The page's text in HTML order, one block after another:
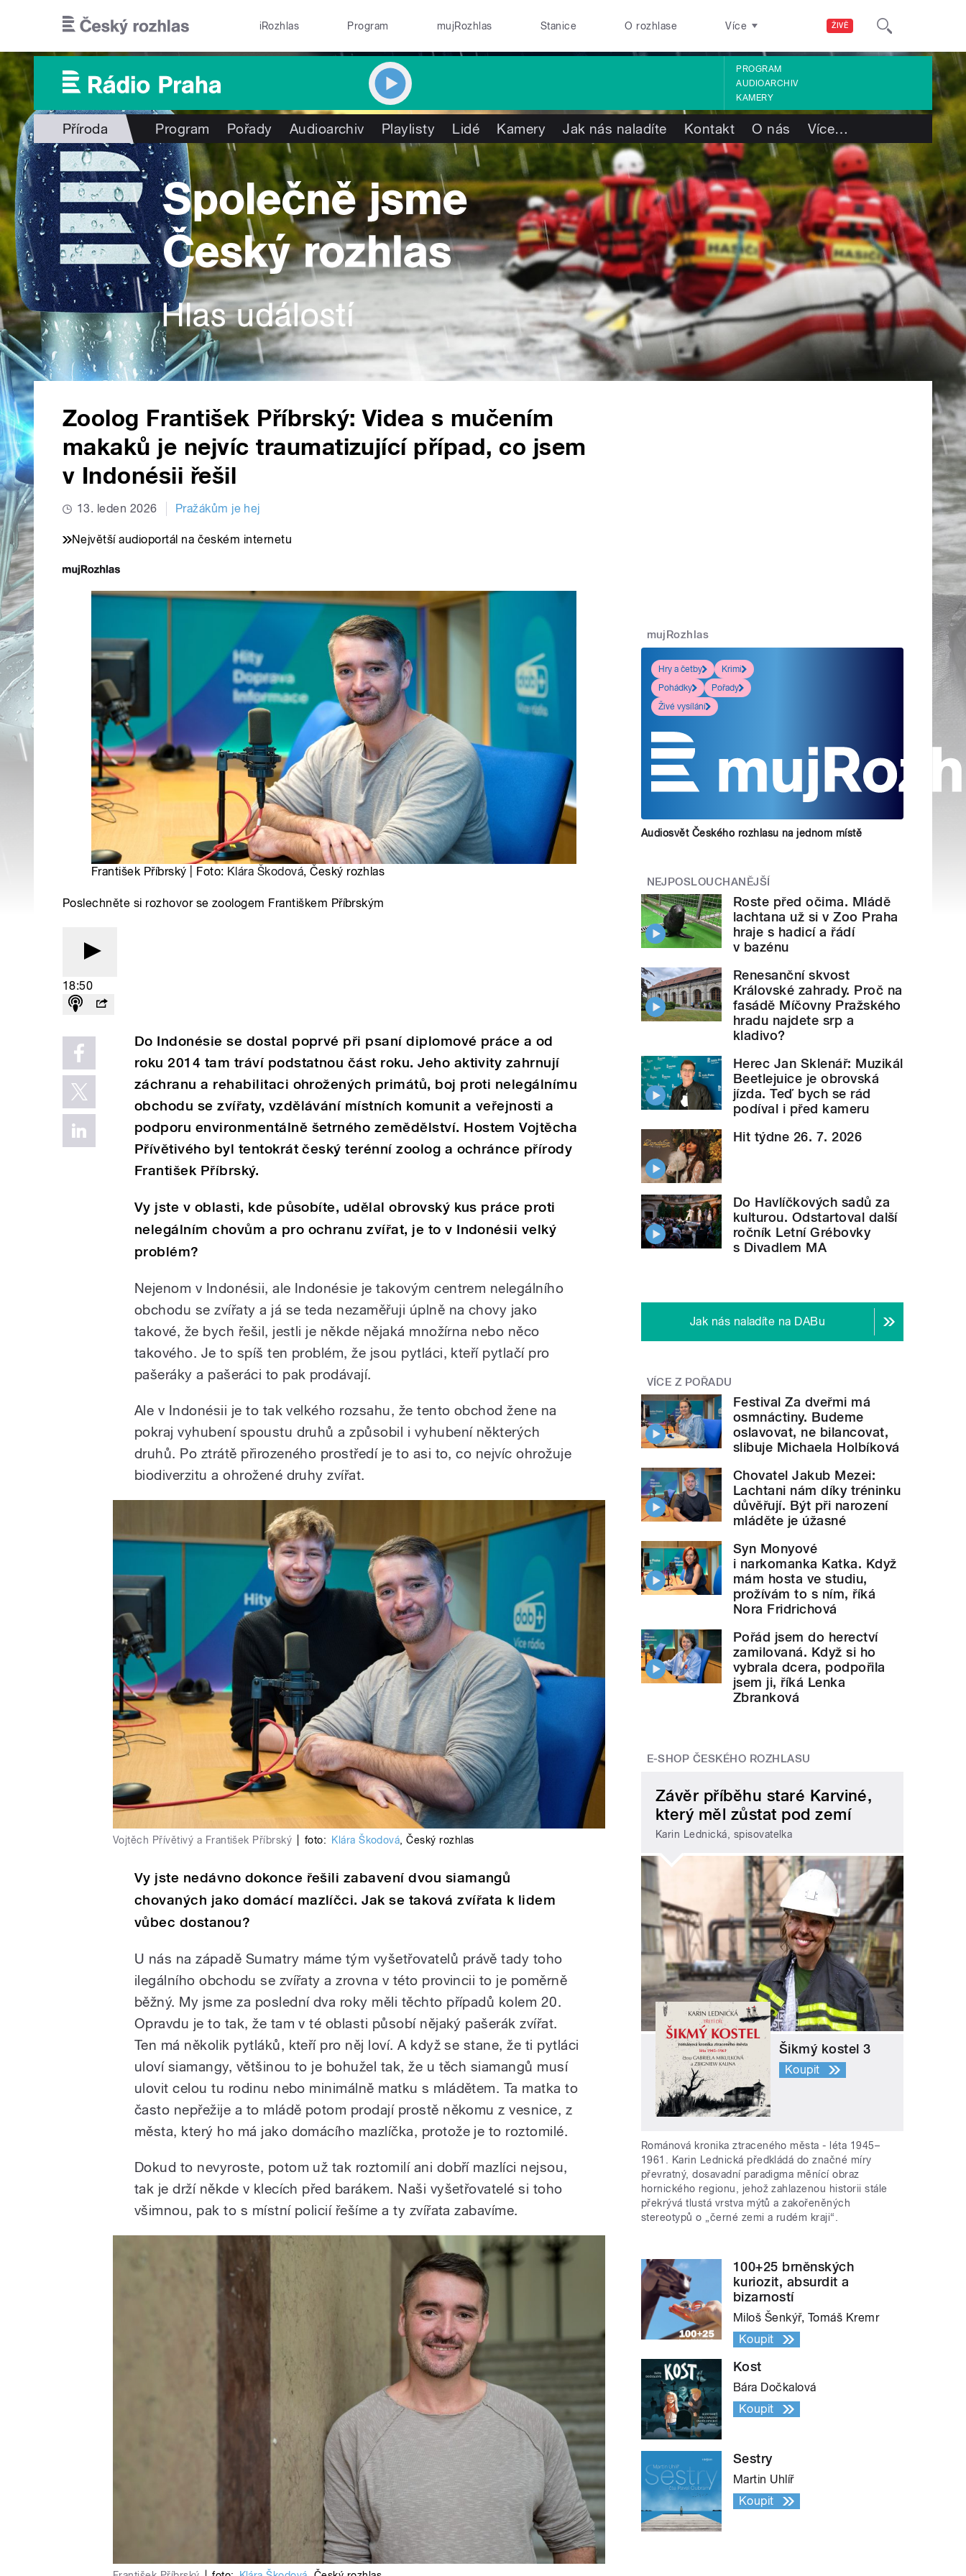
ŽIVĚ
iRozhlas Program mujRozhlas Stanice O rozhlase Více
PROGRAM
AUDIOARCHIV
KAMERY
Příroda Program Pořady Audioarchiv Playlisty Lidé Kamery Jak nás naladíte Kontakt O nás Více…
Zoolog František Příbrský: Videa s mučením
makaků je nejvíc traumatizující případ, co jsem
v Indonésii řešil
13. leden 2026 Pražákům je hej
Největší audioportál na českém internetu
František Příbrský | Foto: Klára Škodová, Český rozhlas
Poslechněte si rozhovor se zoologem Františkem Příbrským
18:50
Do Indonésie se dostal poprvé při psaní diplomové práce a od
roku 2014 tam tráví podstatnou část roku. Jeho aktivity zahrnují
záchranu a rehabilitaci ohrožených primátů, boj proti nelegálnímu
obchodu se zvířaty, vzdělávání místních komunit a veřejnosti a
podporu environmentálně šetrného zemědělství. Hostem Vojtěcha
Přívětivého byl tentokrát český terénní zoolog a ochránce přírody
František Příbrský.
Vy jste v oblasti, kde působíte, udělal obrovský kus práce proti
nelegálním chovům a pro ochranu zvířat, je to v Indonésii velký
problém?
Nejenom v Indonésii, ale Indonésie je takovým centrem nelegálního
obchodu se zvířaty a já se teda nezaměřuji úplně na chovy jako
takové, že bych řešil, jestli je někde nějaká množírna nebo něco
takového. Je to spíš ten problém, že jsou pytláci, kteří pytlačí pro
pašeráky a pašeráci to pak prodávají.
Ale v Indonésii je to tak velkého rozsahu, že tento obchod žene na
pokraj vyhubení spoustu druhů a způsobil i vyhubení některých
druhů. Po ztrátě přirozeného prostředí je to asi to, co nejvíc ohrožuje
biodiverzitu a ohrožené druhy zvířat.
Vojtěch Přívětivý a František Příbrský foto: Klára Škodová,Český rozhlas
Vy jste nedávno dokonce řešili zabavení dvou siamangů
chovaných jako domácí mazlíčci. Jak se taková zvířata k lidem
vůbec dostanou?
U nás na západě Sumatry máme tým vyšetřovatelů právě tady toho
ilegálního obchodu se zvířaty a zrovna v této provincii to je poměrně
běžný. My jsme za poslední dva roky měli těchto případů kolem 20.
Opravdu je to tak, že tam v té oblasti působí nějaký pašerák zvířat.
Ten má několik pytláků, kteří pro něj loví. A když se stane, že ti pytláci
uloví siamangy, většinou to je bohužel tak, že u těch siamangů musí
ulovit celou tu rodinu nebo minimálně matku s mládětem. Ta matka to
často nepřežije a to mládě potom prodají prostě někomu z vesnice, z
města, který ho má jako domácího mazlíčka, protože je to roztomilé.
Dokud to nevyroste, potom už tak roztomilí ani dobří mazlíci nejsou,
tak je drží někde v klecích před barákem. Naši vyšetřovatelé si toho
všimnou, pak to s místní policií řešíme a ty zvířata zabavíme.
mujRozhlas
Hry a četby
Krimi
Pohádky
Pořady
Živé vysílání
Audiosvět Českého rozhlasu na jednom místě
NEJPOSLOUCHANĚJŠÍ
Roste před očima. Mládě
lachtana už si v Zoo Praha
hraje s hadicí a řádí
v bazénu
Renesanční skvost
Královské zahrady. Proč na
fasádě Míčovny Pražského
hradu najdete srp a
kladivo?
Herec Jan Sklenář: Muzikál
Beetlejuice je obrovská
jízda. Teď bych se rád
podíval i před kameru
Hit týdne 26. 7. 2026
Do Havlíčkových sadů za
kulturou. Odstartoval další
ročník Letní Grébovky
s Divadlem MA
Jak nás naladíte na DABu
VÍCE Z POŘADU
Festival Za dveřmi má
osmnáctiny. Budeme
oslavovat, ne bilancovat,
slibuje Michaela Holbíková
Chovatel Jakub Mezei:
Lachtani nám díky tréninku
důvěřují. Být při narození
mláděte je úžasné
Syn Monyové
i narkomanka Katka. Když
mám hosta ve studiu,
prožívám to s ním, říká
Nora Fridrichová
Pořád jsem do herectví
zamilovaná. Když si ho
vybrala dcera, podpořila
jsem ji, říká Lenka
Zbranková
E-SHOP ČESKÉHO ROZHLASU
Závěr příběhu staré Karviné,
který měl zůstat pod zemí
Karin Lednická, spisovatelka
Šikmý kostel 3
Koupit
Románová kronika ztraceného města - léta 1945–
1961. Karin Lednická předkládá do značné míry
převratný, dosavadní paradigma měnící obraz
hornického regionu, jehož zahlazenou historii stále
překrývá tlustá vrstva mýtů a zakořeněných
stereotypů o „černé zemi a rudém kraji“.
100+25 brněnských
kuriozit, absurdit a
bizarností
Miloš Šenkýř, Tomáš Kremr
Koupit
Kost
Bára Dočkalová
Koupit
Sestry
Martin Uhlíř
Koupit